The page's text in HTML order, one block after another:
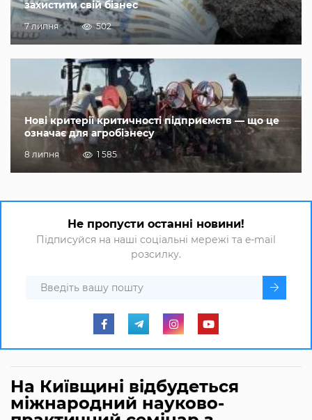
захистити свій бізнес
7 липня 502
Нові критерії критичності підприємств — що це
означає для агробізнесу
8 липня 1 585
Не пропусти останні новини!
Підписуйся на наші соціальні мережі та e-mail
розсилку.
На Київщині відбудеться
міжнародний науково-